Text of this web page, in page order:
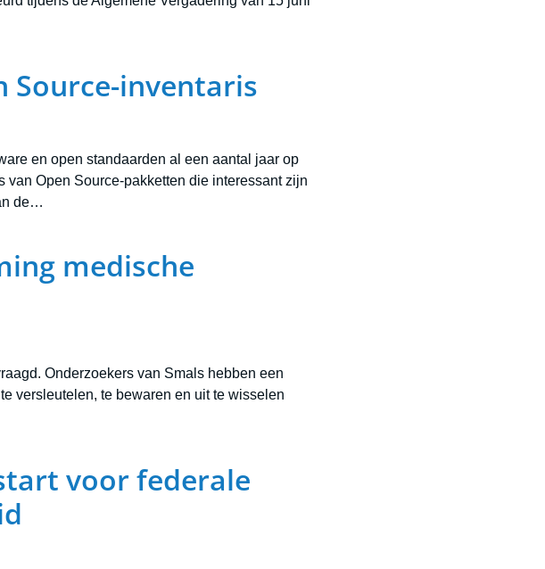
Source-inventaris
en open standaarden al een aantal jaar op
Open Source-pakketten die interessant zijn
de…
medische
Onderzoekers van Smals hebben een
versleutelen, te bewaren en uit te wisselen
voor federale